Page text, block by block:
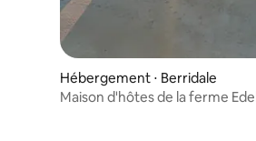
: 4,94 sur 5
Hébergement ⋅ Berridale
Maison d'hôtes de la ferme